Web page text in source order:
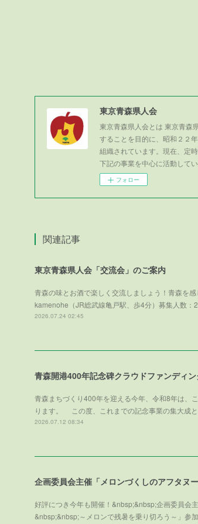
東京青森県人会
東京青森県人会とは 東京青森
することを目的に、昭和２２
組織されています。現在、定
下記の事業を中心に活動してい
フォロー
関連記事
東京青森県人会「交流会」のご案内
青森の味とお酒で楽しく交流しましょう！青森を
kamenohe（JR総武線亀戸駅、歩4分）募集人数
2026.07.24 02:45
青森開港400年記念碑クラウドファンディ
青森まちづくり400年を迎える今年、令和8年は、
ります。 この度、これまでの記念事業の集大成
2026.07.12 08:34
好評につき今年も開催！&nbsp;&nbsp;企画委員
&nbsp;&nbsp;～メロンで残暑を乗り切ろう～」